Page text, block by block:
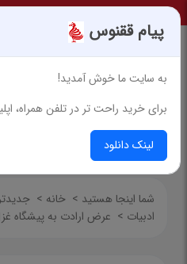
شما اینجا هستید > خانه >
ادبیات > عرض ارادت به پیشگاه
پیام ققنوس
به سایت ما خوش آمدید!
برای خرید راحت تر در تلفن همراه،
لینک دانلود